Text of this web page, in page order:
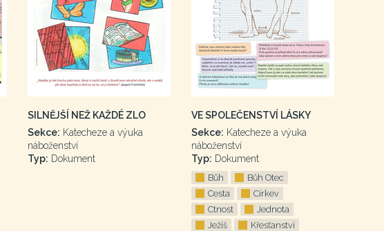
SILNĚJŠÍ NEŽ KAŽDÉ ZLO
Sekce: Katecheze a výuka
náboženství
Typ: Dokument
VE SPOLEČENSTVÍ LÁSKY
Sekce: Katecheze a výuka
náboženství
Typ: Dokument
Bůh
Bůh Otec
Cesta
Církev
Ctnost
Jednota
Ježíš
Křesťanství